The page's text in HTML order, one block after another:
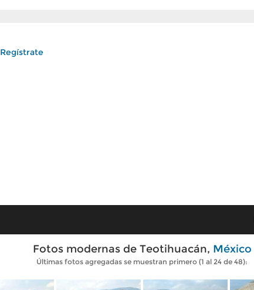
Regístrate
Fotos modernas de Teotihuacán, México
Últimas fotos agregadas se muestran primero (1 al 24 de 48):